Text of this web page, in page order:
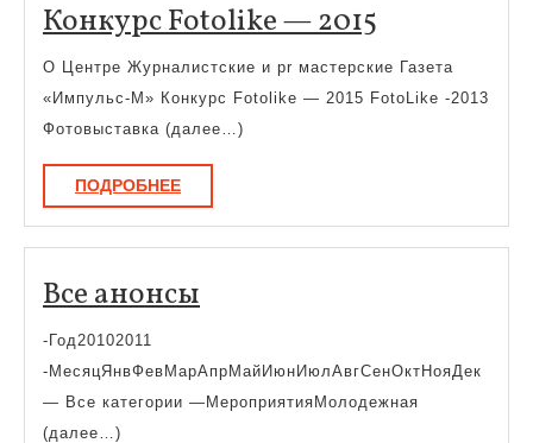
Конкурс Fotolike — 2015
Fotolike
—
О Центре Журналистские и pr мастерские Газета
«Импульс-М» Конкурс Fotolike — 2015 FotoLike -2013
Фотовыставка (далее…)
ПОДРОБНЕЕПОДРОБНЕЕ
Все анонсы
-Год20102011
-МесяцЯнвФевМарАпрМайИюнИюлАвгСенОктНояДек
— Все категории —МероприятияМолодежная
(далее…)